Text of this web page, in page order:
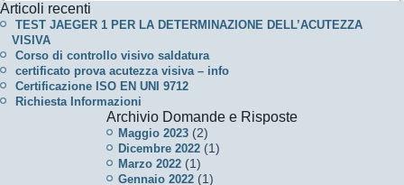
Articoli recenti
TEST JAEGER 1 PER LA DETERMINAZIONE DELL’ACUTEZZA
VISIVA
Corso di controllo visivo saldatura
certificato prova acutezza visiva – info
Certificazione ISO EN UNI 9712
Richiesta Informazioni
Archivio Domande e Risposte
Maggio 2023 (2)
Dicembre 2022 (1)
Marzo 2022 (1)
Gennaio 2022 (1)